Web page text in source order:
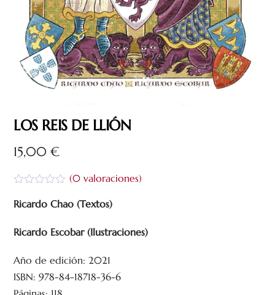
LOS REIS DE LLIÓN
15,00€
a
r
o
c
o
n
(0valoraciones)
Ricardo Chao (Textos)
Ricardo Escobar (Ilustraciones)
Año de edición: 2021
ISBN: 978-84-18718-36-6